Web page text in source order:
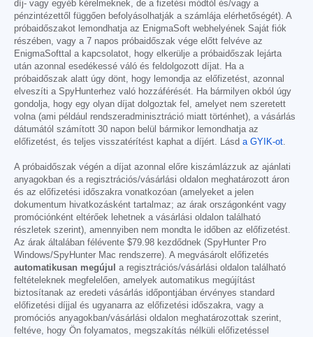
díj- vagy egyéb kérelmeknek, de a fizetési módtól és/vagy a
pénzintézettől függően befolyásolhatják a számlája elérhetőségét). A
próbaidőszakot lemondhatja az EnigmaSoft webhelyének Saját fiók
részében, vagy a 7 napos próbaidőszak vége előtt felvéve az
EnigmaSofttal a kapcsolatot, hogy elkerülje a próbaidőszak lejárta
után azonnal esedékessé váló és feldolgozott díjat. Ha a
próbaidőszak alatt úgy dönt, hogy lemondja az előfizetést, azonnal
elveszíti a SpyHunterhez való hozzáférését. Ha bármilyen okból úgy
gondolja, hogy egy olyan díjat dolgoztak fel, amelyet nem szeretett
volna (ami például rendszeradminisztráció miatt történhet), a vásárlás
dátumától számított 30 napon belül bármikor lemondhatja az
előfizetést, és teljes visszatérítést kaphat a díjért. Lásd a GYIK-ot.
A próbaidőszak végén a díjat azonnal előre kiszámlázzuk az ajánlati
anyagokban és a regisztrációs/vásárlási oldalon meghatározott áron
és az előfizetési időszakra vonatkozóan (amelyeket a jelen
dokumentum hivatkozásként tartalmaz; az árak országonként vagy
promóciónként eltérőek lehetnek a vásárlási oldalon található
részletek szerint), amennyiben nem mondta le időben az előfizetést.
Az árak általában félévente $79.98 kezdődnek (SpyHunter Pro
Windows/SpyHunter Mac rendszerre). A megvásárolt előfizetés
automatikusan megújul
a regisztrációs/vásárlási oldalon található
feltételeknek megfelelően, amelyek automatikus megújítást
biztosítanak az eredeti vásárlás időpontjában érvényes standard
előfizetési díjjal és ugyanarra az előfizetési időszakra, vagy a
promóciós anyagokban/vásárlási oldalon meghatározottak szerint,
feltéve, hogy Ön folyamatos, megszakítás nélküli előfizetéssel